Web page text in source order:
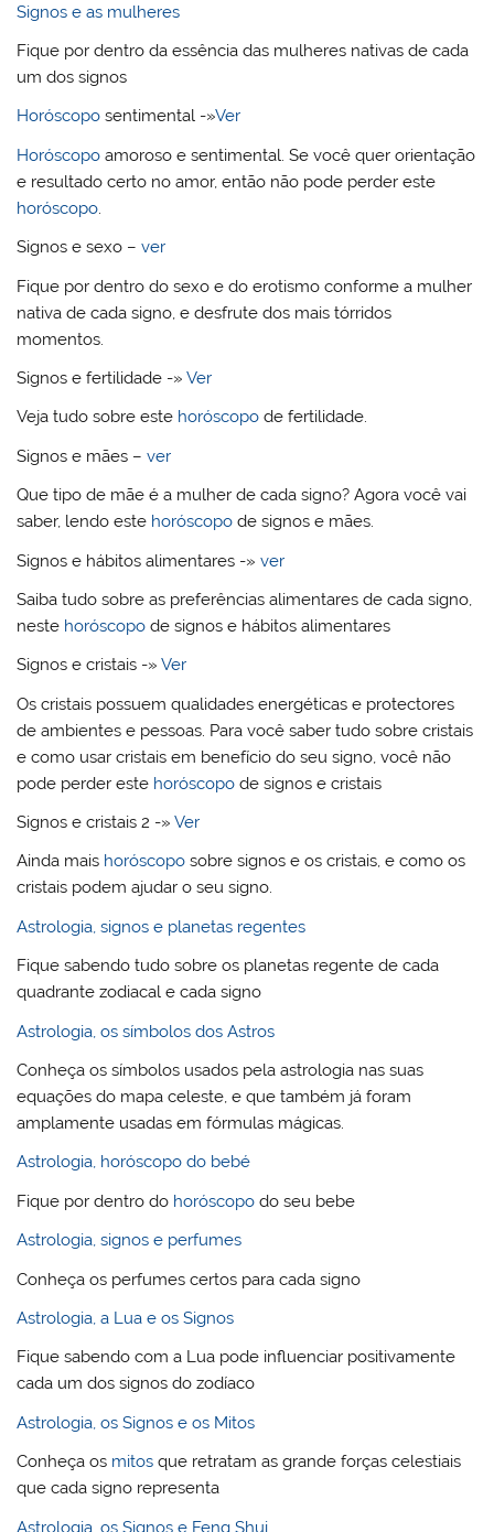
Signos e as mulheres
Fique por dentro da essência das mulheres nativas de cada
um dos signos
Horóscopo sentimental -»Ver
Horóscopo amoroso e sentimental. Se você quer orientação
e resultado certo no amor, então não pode perder este
horóscopo.
Signos e sexo –ver
Fique por dentro do sexo e do erotismo conforme a mulher
nativa de cada signo, e desfrute dos mais tórridos
momentos.
Signos e fertilidade -»Ver
Veja tudo sobre este horóscopo de fertilidade.
Signos e mães –ver
Que tipo de mãe é a mulher de cada signo? Agora você vai
saber, lendo este horóscopo de signos e mães.
Signos e hábitos alimentares -»ver
Saiba tudo sobre as preferências alimentares de cada signo,
neste horóscopo de signos e hábitos alimentares
Signos e cristais -»Ver
Os cristais possuem qualidades energéticas e protectores
de ambientes e pessoas. Para você saber tudo sobre cristais
e como usar cristais em benefício do seu signo, você não
pode perder este horóscopo de signos e cristais
Signos e cristais 2 -»Ver
Ainda mais horóscopo sobre signos e os cristais, e como os
cristais podem ajudar o seu signo.
Astrologia, signos e planetas regentes
Fique sabendo tudo sobre os planetas regente de cada
quadrante zodiacal e cada signo
Astrologia, os símbolos dos Astros
Conheça os símbolos usados pela astrologia nas suas
equações do mapa celeste, e que também já foram
amplamente usadas em fórmulas mágicas.
Astrologia, horóscopo do bebé
Fique por dentro do horóscopo do seu bebe
Astrologia, signos e perfumes
Conheça os perfumes certos para cada signo
Astrologia, a Lua e os Signos
Fique sabendo com a Lua pode influenciar positivamente
cada um dos signos do zodíaco
Astrologia, os Signos e os Mitos
Conheça os mitos que retratam as grande forças celestiais
que cada signo representa
Astrologia, os Signos e Feng Shui